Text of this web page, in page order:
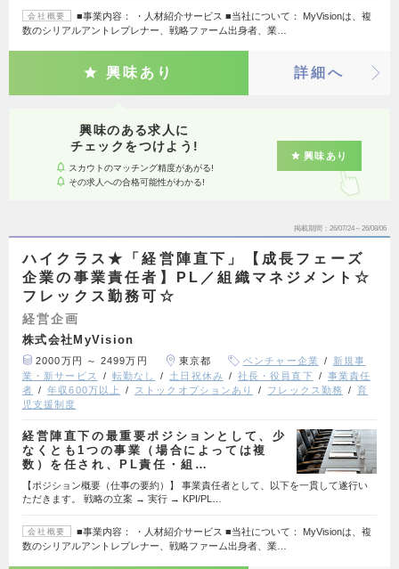
会社概要
■事業内容： ・人材紹介サービス ■当社について： MyVisionは、複
数のシリアルアントレプレナー、戦略ファーム出身者、業…
興味あり 詳細へ
興味のある求人に
チェックをつけよう!
スカウトのマッチング精度があがる!
その求人への合格可能性がわかる!
興味あり
掲載期間 26/07/24～26/08/06
ハイクラス★「経営陣直下」【成長フェーズ
企業の事業責任者】PL／組織マネジメント☆
フレックス勤務可☆
経営企画
株式会社MyVision
2000万円 ～ 2499万円 東京都 ベンチャー企業
新規事
業・新サービス
転勤なし 土日祝休み 社長・役員直下
事業責任
者
年収600万以上 ストックオプションあり フレックス勤務
育
児支援制度
経営陣直下の最重要ポジションとして、少
なくとも1つの事業（場合によっては複
数）を任され、PL責任・組…
【ポジション概要（仕事の要約）】 事業責任者として、以下を一貫して遂行い
ただきます。 戦略の立案 → 実行 → KPI/PL…
会社概要
■事業内容： ・人材紹介サービス ■当社について： MyVisionは、複
数のシリアルアントレプレナー、戦略ファーム出身者、業…